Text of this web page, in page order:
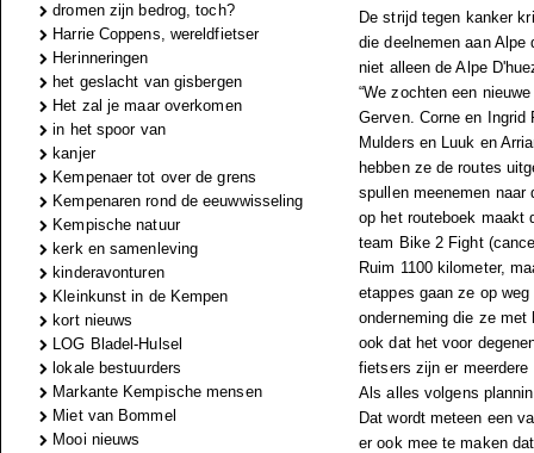
dromen zijn bedrog, toch?
Harrie Coppens, wereldfietser
Herinneringen
het geslacht van gisbergen
Het zal je maar overkomen
in het spoor van
kanjer
Kempenaer tot over de grens
Kempenaren rond de eeuwwisseling
Kempische natuur
kerk en samenleving
kinderavonturen
Kleinkunst in de Kempen
kort nieuws
LOG Bladel-Hulsel
lokale bestuurders
Markante Kempische mensen
Miet van Bommel
Mooi nieuws
De strijd tegen kanker
die deelnemen aan
niet alleen de Alpe
“We zochten een
Gerven. Corne en
Mulders en Luuk en
hebben ze de routes
spullen meenemen
op het routeboek maakt
team Bike 2 Fight
Ruim 1100 kilometer,
etappes gaan ze op
onderneming die ze
ook dat het voor
fietsers zijn er
Als alles volgens
Dat wordt meteen een
er ook mee te maken